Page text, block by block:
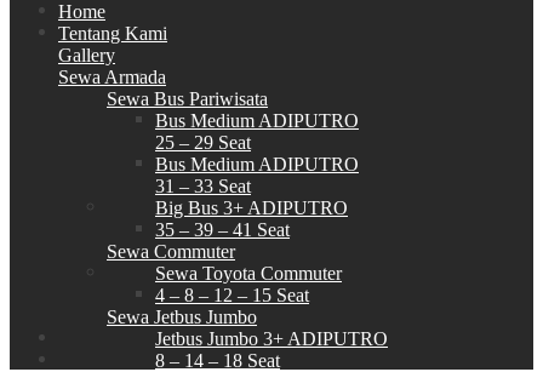
Home
Tentang Kami
Gallery
Sewa Armada
Sewa Bus Pariwisata
Bus Medium ADIPUTRO
25 – 29 Seat
Bus Medium ADIPUTRO
31 – 33 Seat
Big Bus 3+ ADIPUTRO
35 – 39 – 41 Seat
Sewa Commuter
Sewa Toyota Commuter
4 – 8 – 12 – 15 Seat
Sewa Jetbus Jumbo
Jetbus Jumbo 3+ ADIPUTRO
8 – 14 – 18 Seat